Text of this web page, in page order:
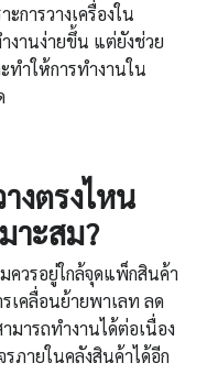
การวางเครื่องใน
งานง่ายขึ้น แต่ยังช่วย
ำให้การทำงานใน
งตรงไหน
าะสม?
วรอยู่ใกล้จุดแพ็กสินค้า
เคลื่อนย้ายพาเลท ลด
มารถทำงานได้ต่อเนื่อง
ภายในคลังสินค้าได้อีก